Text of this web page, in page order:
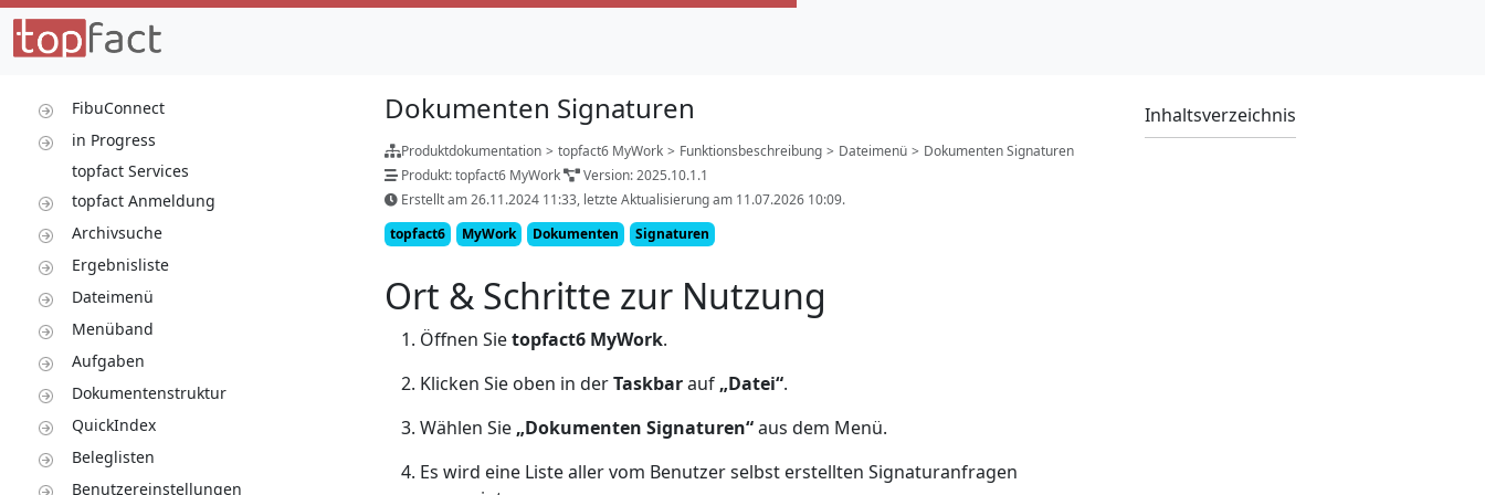
FibuConnect
in Progress
topfact Services
topfact Anmeldung
Archivsuche
Ergebnisliste
Dateimenü
Menüband
Aufgaben
Dokumentenstruktur
QuickIndex
Beleglisten
Benutzereinstellungen
Dokumenten Signaturen
Produktdokumentation > topfact6 MyWork > Funktionsbeschreibung > Dateimenü > Dokumenten Signaturen
Produkt: topfact6 MyWork
Version: 2025.10.1.1
Erstellt am 26.11.2024 11:33, letzte Aktualisierung am 11.07.2026 10:09.
topfact6
MyWork Dokumenten Signaturen
Ort & Schritte zur Nutzung
Öffnen Sietopfact6 MyWork.
Klicken Sie oben in derTaskbarauf „Datei“.
Wählen Sie „Dokumenten Signaturen“aus dem Menü.
Es wird eine Liste aller vom Benutzer selbst erstellten Signaturanfragen
Inhaltsverzeichnis